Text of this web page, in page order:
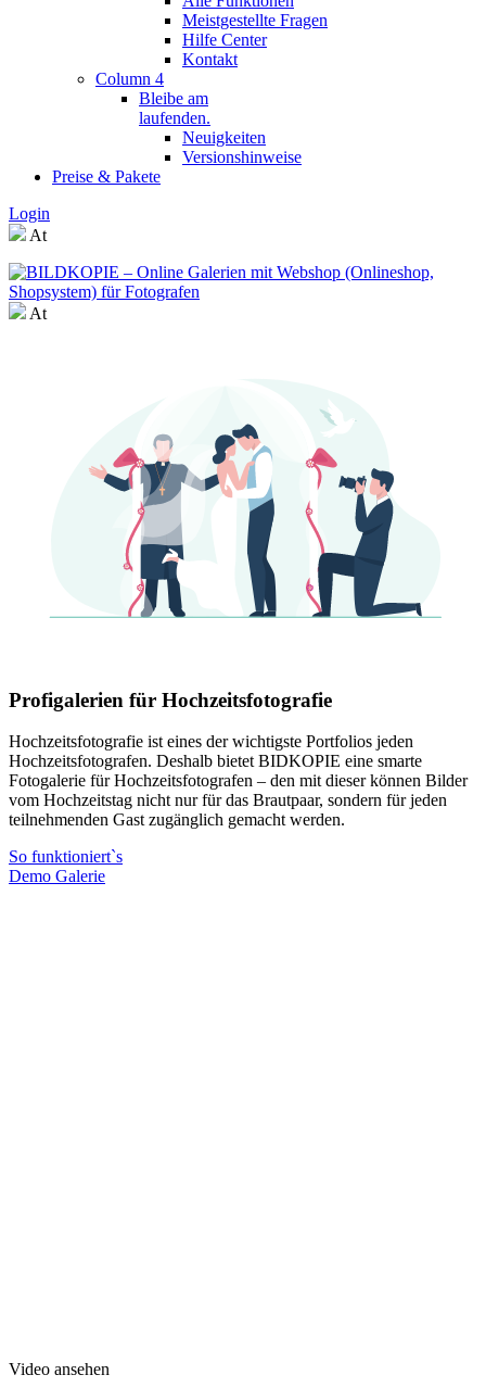
Meistgestellte Fragen
Hilfe Center
Kontakt
Column 4
Bleibe am
laufenden.
Neuigkeiten
Versionshinweise
Preise & Pakete
Login
At
At
Profigalerien für Hochzeitsfotografie
Hochzeitsfotografie ist eines der wichtigste Portfolios jeden
Hochzeitsfotografen. Deshalb bietet BIDKOPIE eine smarte
Fotogalerie für Hochzeitsfotografen – den mit dieser können Bilder
vom Hochzeitstag nicht nur für das Brautpaar, sondern für jeden
teilnehmenden Gast zugänglich gemacht werden.
So funktioniert`s
Demo Galerie
Video ansehen